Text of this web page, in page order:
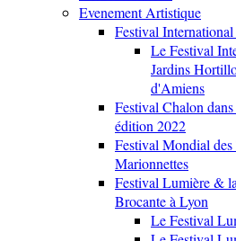
Evenement Artistique
Festival International
Le Festival
Jardins
d'Amiens
Festival Chalon
édition 2022
Festival Mondial des
Marionnettes
Festival Lumière &
Brocante à Lyon
Le Festival